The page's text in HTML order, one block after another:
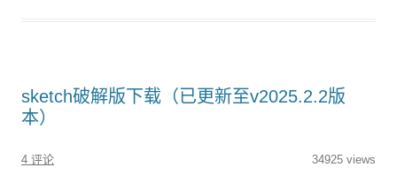
sketch破解版下载（已更新至v2025.2.2版
本）
4 评论 34925 views